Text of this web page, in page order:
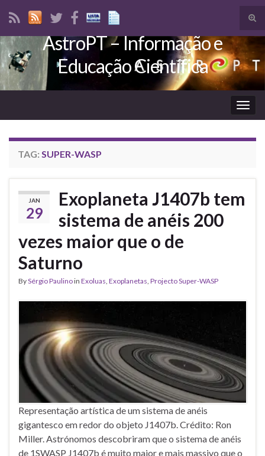
Search for:
AstroPT – Informação e
Educação Científica
TAG: SUPER-WASP
JAN
29
Exoplaneta J1407b tem
sistema de anéis 200
vezes maior que o de
Saturno
BySérgio Paulinoin Exoluas, Exoplanetas, Projecto Super-WASP
Representação artística de um sistema de anéis
gigantesco em redor do objeto J1407b. Crédito: Ron
Miller. Astrónomos descobriram que o sistema de anéis
de 1SWASP J1407b é muito maior e mais massivo que o